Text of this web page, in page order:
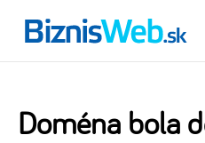
Doména bola